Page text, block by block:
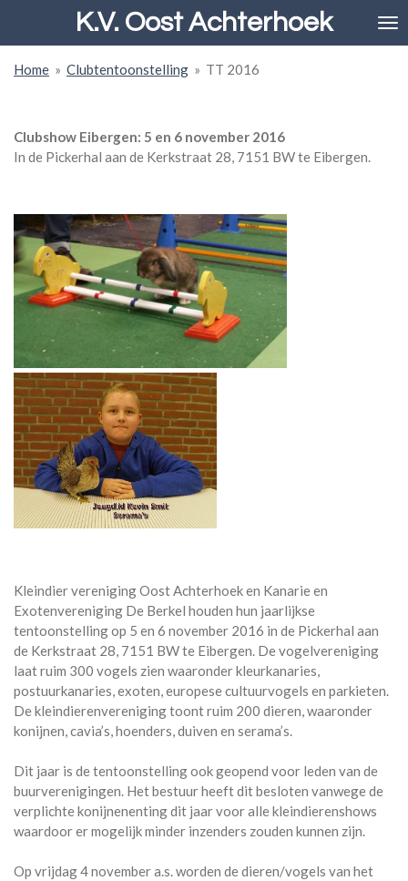
de
K.V. Oost Achterhoek
Home » Clubtentoonstelling » TT 2016
Clubshow Eibergen: 5 en 6 november 2016
In de Pickerhal aan de Kerkstraat 28, 7151 BW te Eibergen.
Kleindier vereniging Oost Achterhoek en Kanarie en
Exotenvereniging De Berkel houden hun jaarlijkse
tentoonstelling op 5 en 6 november 2016 in de Pickerhal aan
de Kerkstraat 28, 7151 BW te Eibergen. De vogelvereniging
laat ruim 300 vogels zien waaronder kleurkanaries,
postuurkanaries, exoten, europese cultuurvogels en parkieten.
De kleindierenvereniging toont ruim 200 dieren, waaronder
konijnen, cavia’s, hoenders, duiven en serama’s.
Dit jaar is de tentoonstelling ook geopend voor leden van de
buurverenigingen. Het bestuur heeft dit besloten vanwege de
verplichte konijnenenting dit jaar voor alle kleindierenshows
waardoor er mogelijk minder inzenders zouden kunnen zijn.
Op vrijdag 4 november a.s. worden de dieren/vogels van het